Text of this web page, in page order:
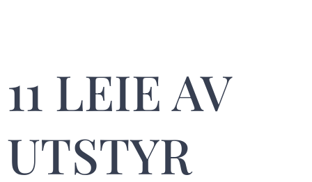
11 LEIE AV
UTSTYR